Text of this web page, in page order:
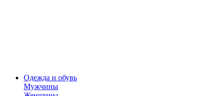
Одежда и обувь
Мужчины